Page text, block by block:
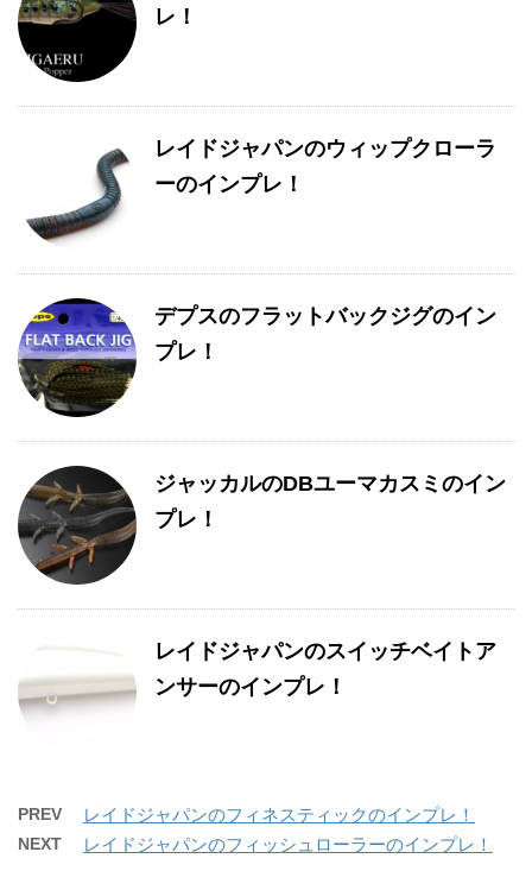
レ！
レイドジャパンのウィップクローラ
ーのインプレ！
デプスのフラットバックジグのイン
プレ！
ジャッカルのDBユーマカスミのイン
プレ！
レイドジャパンのスイッチベイトア
ンサーのインプレ！
PREV レイドジャパンのフィネスティックのインプレ！
NEXT レイドジャパンのフィッシュローラーのインプレ！